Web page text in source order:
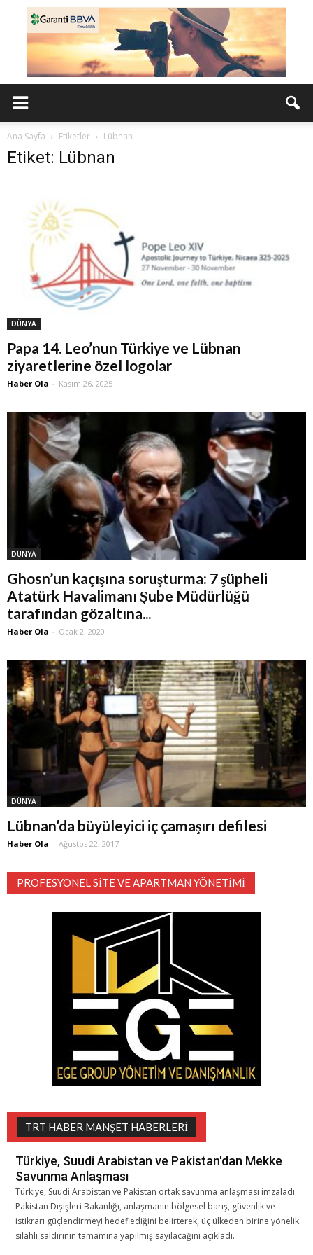
Ana Sayfa Etiketler Lübnan
Etiket: Lübnan
DÜNYA
Papa 14. Leo’nun Türkiye ve Lübnan
ziyaretlerine özel logolar
Haber Ola - Kasım 26, 2025
DÜNYA
Ghosn’un kaçışına soruşturma: 7 şüpheli
Atatürk Havalimanı Şube Müdürlüğü
tarafından gözaltına...
Haber Ola - Ocak 2, 2020
DÜNYA
Lübnan’da büyüleyici iç çamaşırı defilesi
Haber Ola - Ağustos 22, 2017
PROFESYONEL SITE VE APARTMAN YÖNETIMI
TRT HABER MANŞET HABERLERI
Türkiye, Suudi Arabistan ve Pakistan'dan Mekke
Savunma Anlaşması
Türkiye, Suudi Arabistan ve Pakistan ortak savunma anlaşması imzaladı.
Pakistan Dışişleri Bakanlığı, anlaşmanın bölgesel barış, güvenlik ve
istikrarı güçlendirmeyi hedeflediğini belirterek, üç ülkeden birine yönelik
silahlı saldırının tamamına yapılmış sayılacağını açıkladı.